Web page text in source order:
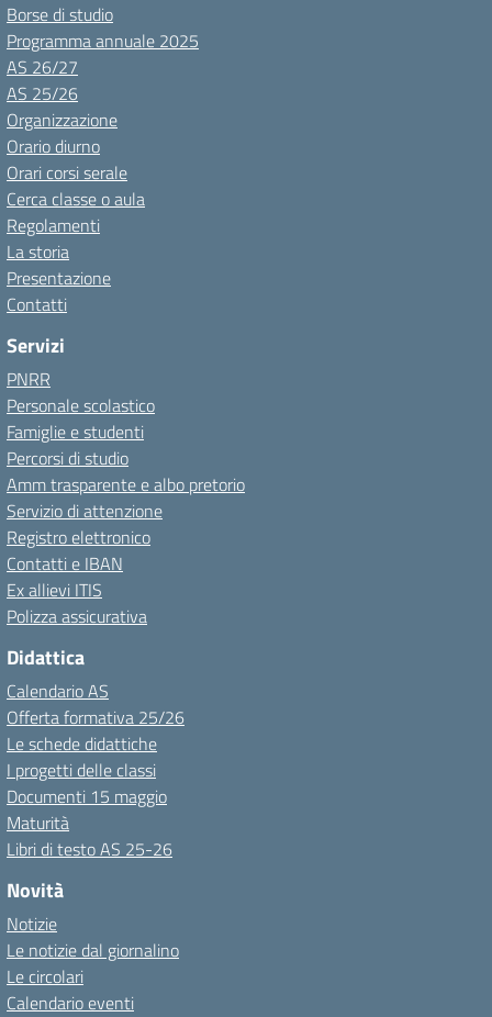
Borse di studio
Programma annuale 2025
AS 26/27
AS 25/26
Organizzazione
Orario diurno
Orari corsi serale
Cerca classe o aula
Regolamenti
La storia
Presentazione
Contatti
Servizi
PNRR
Personale scolastico
Famiglie e studenti
Percorsi di studio
Amm trasparente e albo pretorio
Servizio di attenzione
Registro elettronico
Contatti e IBAN
Ex allievi ITIS
Polizza assicurativa
Didattica
Calendario AS
Offerta formativa 25/26
Le schede didattiche
I progetti delle classi
Documenti 15 maggio
Maturità
Libri di testo AS 25-26
Novità
Notizie
Le notizie dal giornalino
Le circolari
Calendario eventi